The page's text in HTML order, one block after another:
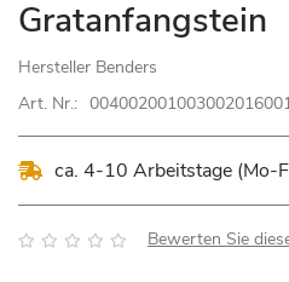
der
springen
Gratanfangstein
Hersteller Benders
Art. Nr.:
ca. 4-10 Arbeitstage (Mo-
Bewertung: Bewerten Sie